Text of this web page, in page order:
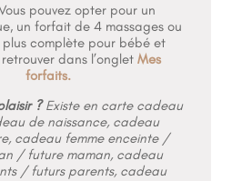
pouvez opter pour un
un forfait de 4 massagesou
plus complète pour bébé et
dans l’onglet Mes
forfaits.
? Existe en carte cadeau
de naissance, cadeau
cadeau femme enceinte /
/ future maman, cadeau
/ futurs parents, cadeau